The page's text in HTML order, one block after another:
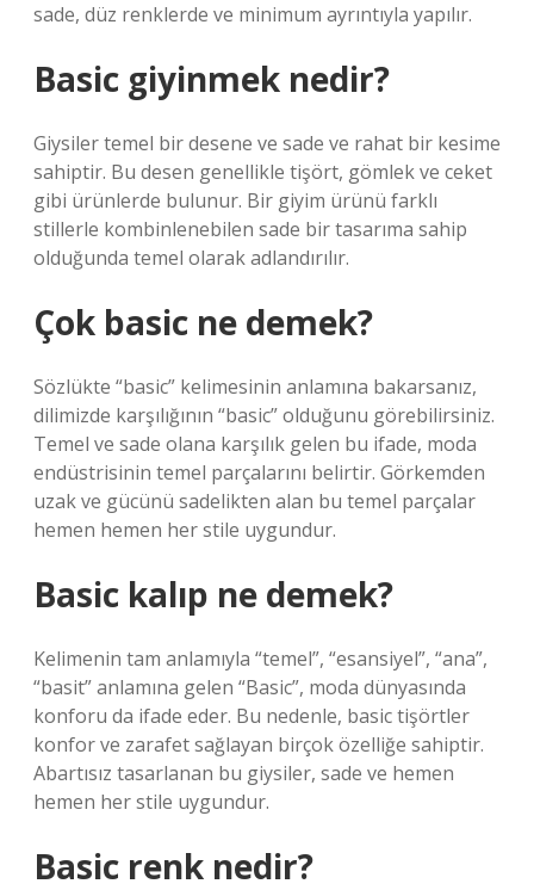
sade, düz renklerde ve minimum ayrıntıyla yapılır.
Basic giyinmek nedir?
Giysiler temel bir desene ve sade ve rahat bir kesime
sahiptir. Bu desen genellikle tişört, gömlek ve ceket
gibi ürünlerde bulunur. Bir giyim ürünü farklı
stillerle kombinlenebilen sade bir tasarıma sahip
olduğunda temel olarak adlandırılır.
Çok basic ne demek?
Sözlükte “basic” kelimesinin anlamına bakarsanız,
dilimizde karşılığının “basic” olduğunu görebilirsiniz.
Temel ve sade olana karşılık gelen bu ifade, moda
endüstrisinin temel parçalarını belirtir. Görkemden
uzak ve gücünü sadelikten alan bu temel parçalar
hemen hemen her stile uygundur.
Basic kalıp ne demek?
Kelimenin tam anlamıyla “temel”, “esansiyel”, “ana”,
“basit” anlamına gelen “Basic”, moda dünyasında
konforu da ifade eder. Bu nedenle, basic tişörtler
konfor ve zarafet sağlayan birçok özelliğe sahiptir.
Abartısız tasarlanan bu giysiler, sade ve hemen
hemen her stile uygundur.
Basic renk nedir?